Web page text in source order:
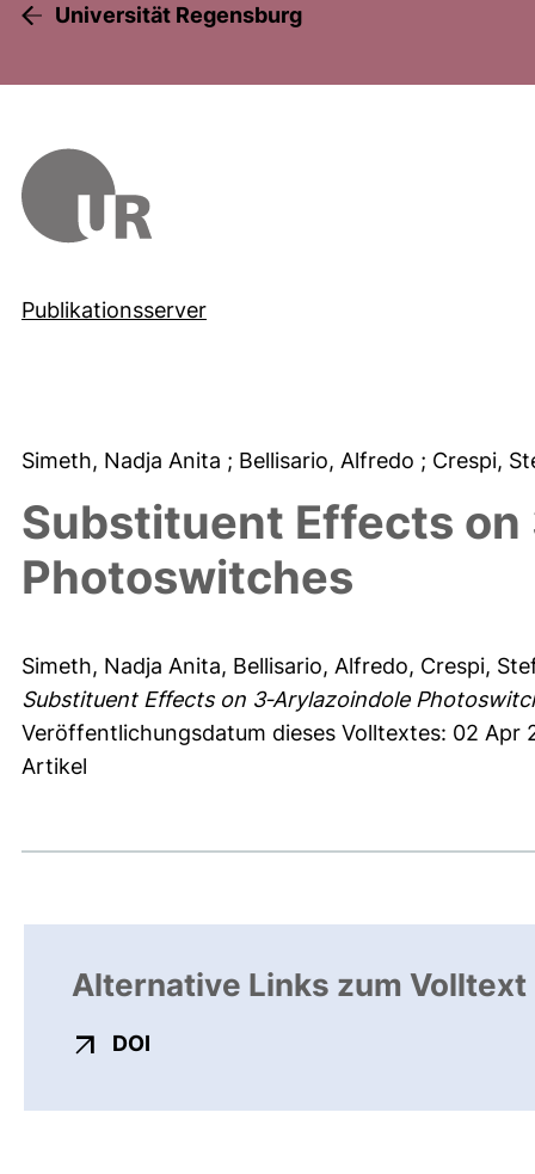
Universität Regensburg
Publikationsserver
Simeth, Nadja Anita ; Bellisario, Alfredo ; Crespi,
Substituent Effects on
Photoswitches
Simeth, Nadja Anita, Bellisario, Alfredo, Crespi,
Substituent Effects on 3‑Arylazoindole
Veröffentlichungsdatum dieses Volltextes: 02 Apr
Artikel
Alternative Links zum Volltext
DOI